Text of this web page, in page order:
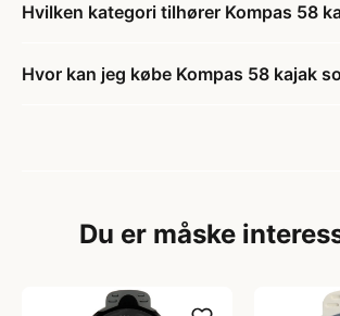
Hvilken kategori tilhører Kompas 58
Hvor kan jeg købe Kompas 58 kajak
Du er måske